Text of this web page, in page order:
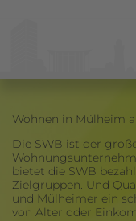
Wohnen in Mülheim
Die SWB ist der
bietet die SWB
Zielgruppen. Und
und Mülheimer ein
von Alter oder